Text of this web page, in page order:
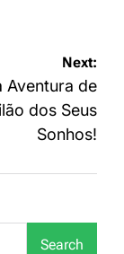
Next:
Aventura de
dos Seus
Sonhos!
Search